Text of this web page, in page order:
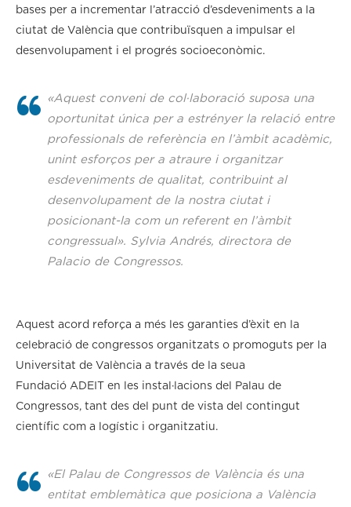
bases per a incrementar l’atracció d’esdeveniments a la
ciutat de València que contribuïsquen a impulsar el
desenvolupament i el progrés socioeconòmic.
«Aquest conveni de col·laboració suposa una
oportunitat única per a estrényer la relació entre
professionals de referència en l’àmbit acadèmic,
unint esforços per a atraure i organitzar
esdeveniments de qualitat, contribuint al
desenvolupament de la nostra ciutat i
posicionant-la com un referent en l’àmbit
congressual». Sylvia Andrés, directora de
Palacio de Congressos.
Aquest acord reforça a més les garanties d’èxit en la
celebració de congressos organitzats o promoguts per la
Universitat de València a través de la seua
Fundació ADEIT en les instal·lacions del Palau de
Congressos, tant des del punt de vista del contingut
científic com a logístic i organitzatiu.
«El Palau de Congressos de València és una
entitat emblemàtica que posiciona a València